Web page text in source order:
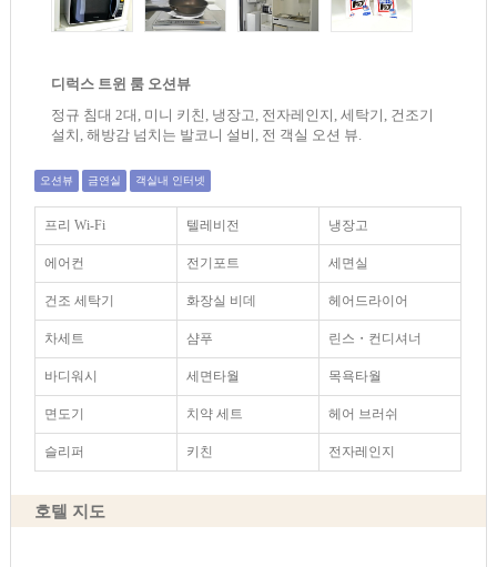
디럭스 트윈 룸 오션뷰
정규 침대 2대, 미니 키친, 냉장고, 전자레인지, 세탁기, 건조기
설치, 해방감 넘치는 발코니 설비, 전 객실 오션 뷰.
오션뷰 금연실 객실내 인터넷
프리 Wi-Fi 텔레비전 냉장고
에어컨 전기포트 세면실
건조 세탁기 화장실 비데 헤어드라이어
차세트 샴푸 린스・컨디셔너
바디워시 세면타월 목욕타월
면도기 치약 세트 헤어 브러쉬
슬리퍼 키친 전자레인지
호텔 지도